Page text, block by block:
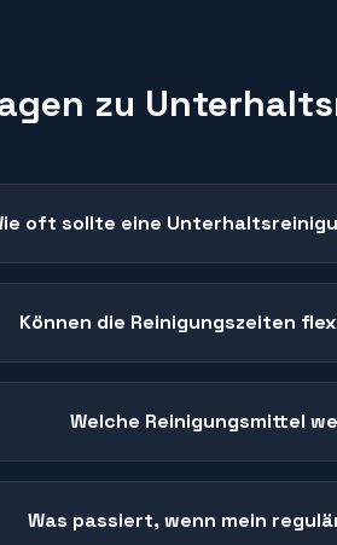
zu
oft sollte eine
Können die Reinigungszeiten
Welche Reinigungsmittel
Was passiert, wenn mein